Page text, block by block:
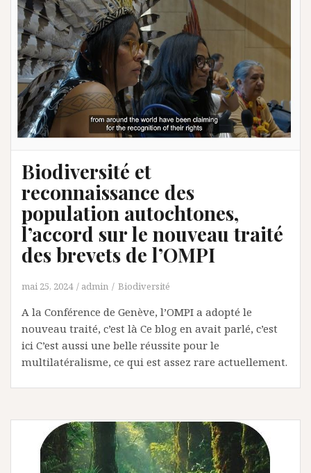
Biodiversité et
reconnaissance des
population autochtones,
l’accord sur le nouveau traité
des brevets de l’OMPI
mai 25, 2024 admin Biodiversité
A la Conférence de Genève, l’OMPI a adopté le
nouveau traité, c’est là Ce blog en avait parlé, c’est
ici C’est aussi une belle réussite pour le
multilatéralisme, ce qui est assez rare actuellement.